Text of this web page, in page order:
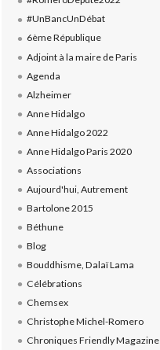
#UnBancUnDébat
6ème République
Adjoint à la maire de Paris
Agenda
Alzheimer
Anne Hidalgo
Anne Hidalgo 2022
Anne Hidalgo Paris 2020
Associations
Aujourd'hui, Autrement
Bartolone 2015
Béthune
Blog
Bouddhisme, Dalaï Lama
Célébrations
Chemsex
Christophe Michel-Romero
Chroniques Friendly Magazine